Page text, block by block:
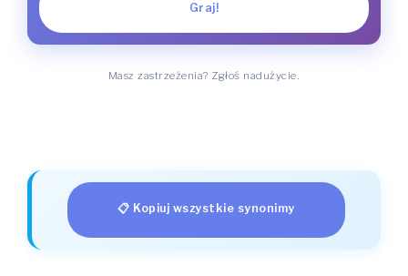
Graj!
Masz zastrzeżenia? Zgłoś nadużycie.
📋 Kopiuj wszystkie synonimy